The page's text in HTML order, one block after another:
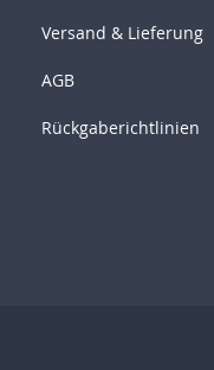
Versand & Lieferung
AGB
Rückgaberichtlinien